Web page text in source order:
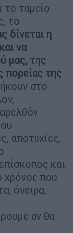
το ταμείο
το
δίνεται η
να
μας, της
πορείας της
στο
αποτυχίες,
και
χρόνος που
όνειρα,
αν θα